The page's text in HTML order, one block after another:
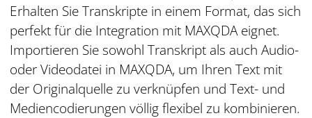
Erhalten Sie Transkripte in einem Format, das sich
perfekt für die Integration mit MAXQDA eignet.
Importieren Sie sowohl Transkript als auch Audio-
oder Videodatei in MAXQDA, um Ihren Text mit
der Originalquelle zu verknüpfen und Text- und
Mediencodierungen völlig flexibel zu kombinieren.